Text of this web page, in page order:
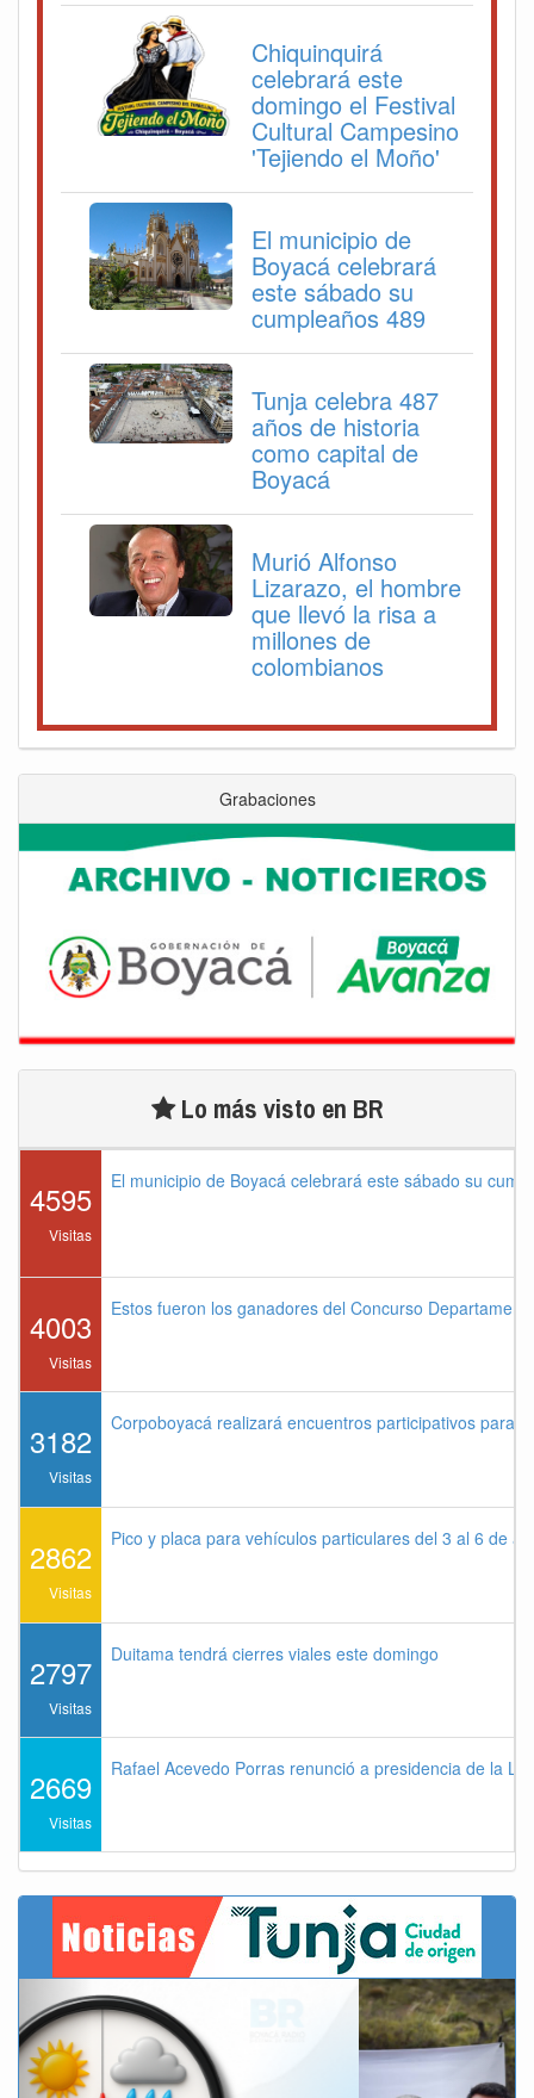
Chiquinquirá
celebrará este
domingo el Festival
Cultural Campesino
'Tejiendo el Moño'
El municipio de
Boyacá celebrará
este sábado su
cumpleaños 489
Tunja celebra 487
años de historia
como capital de
Boyacá
Murió Alfonso
Lizarazo, el hombre
que llevó la risa a
millones de
colombianos
Grabaciones
Lo más visto en BR
4595
Visitas
El municipio de Boyacá celebrará este sábado su
4003
Visitas
Estos fueron los ganadores del Concurso
3182
Visitas
Corpoboyacá realizará encuentros participativos para
2862
Visitas
Pico y placa para vehículos particulares del 3 al 6 de
2797
Visitas
Duitama tendrá cierres viales este domingo
2669
Visitas
Rafael Acevedo Porras renunció a presidencia de la
Previous Next